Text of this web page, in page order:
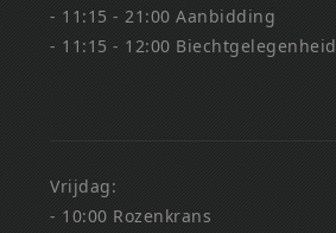
- 11:15 - 21:00 Aanbidding
- 11:15 - 12:00 Biechtgelegenheid
Vrijdag:
- 10:00 Rozenkrans